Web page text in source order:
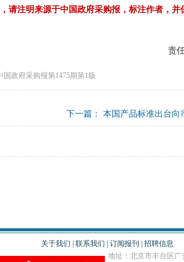
请注明来源于中国政府采购报，标注作者，
责
国政府采购报第1475期第1版
下一篇： 本国产品标准出台向
关于我们 联系我们 订阅报刊
招聘信息
地址：北京市丰台区广